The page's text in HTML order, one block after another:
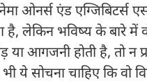
ओनर्स एंड एग्जिबिटर्स
है, लेकिन भविष्य के बारे
या आगजनी होती है, तो न
भी ये सोचना चाहिए कि